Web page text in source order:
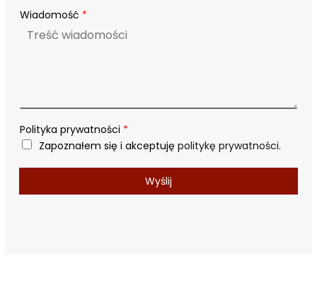
N
r
Wiadomość *
Polityka prywatności *
Zapoznałem się i akceptuję politykę prywatności.
Wyślij